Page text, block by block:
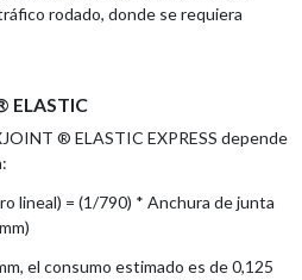
rodado, donde se requiera
ELASTIC
® ELASTIC EXPRESS depende
lineal) = (1/790) * Anchura de junta
el consumo estimado es de 0,125